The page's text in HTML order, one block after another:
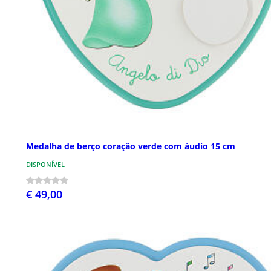
Medalha de berço coração verde com áudio 15 cm
DISPONÍVEL
€ 49,00